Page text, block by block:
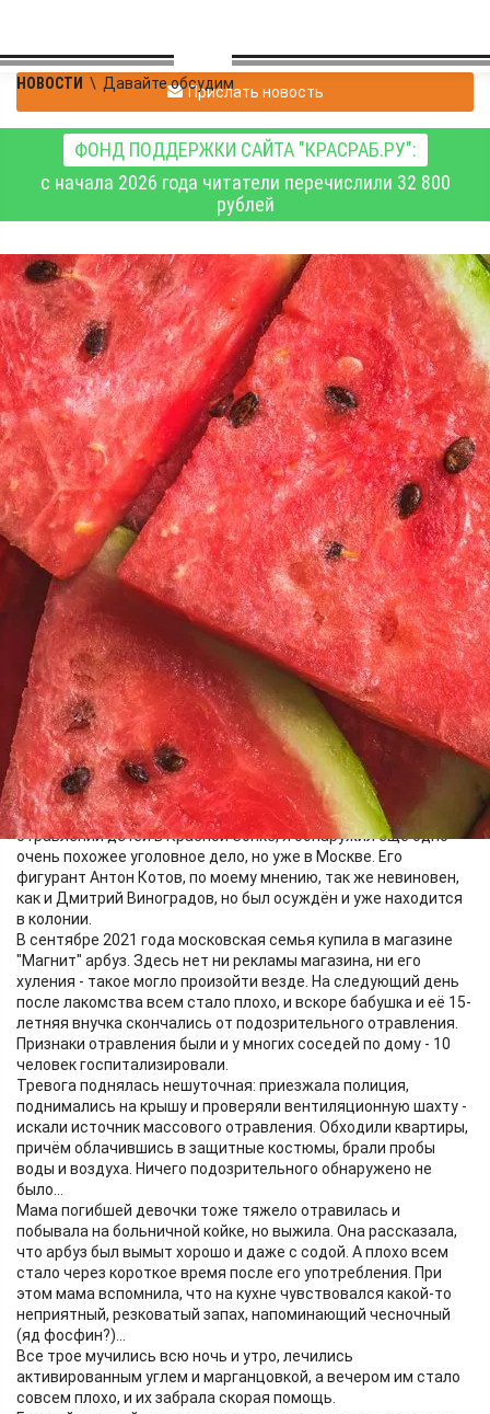
НОВОСТИ \ Давайте обсудимПрислать новость
ФОНД ПОДДЕРЖКИ САЙТА "КРАСРАБ.РУ":
с начала 2026 года читатели перечислили 32 800
рублей
Ложный след ясно
виден и в
"дихлофосном"
уголовном деле, и в
«арбузном»
Давайте обсудим
07.05.2025 10:31
2295
Я уже писал на «Красрабе.ру», что, занимаясь делом об
отравлении детей в Красной Сопке, я обнаружил ещё одно
очень похожее уголовное дело, но уже в Москве. Его
фигурант Антон Котов, по моему мнению, так же невиновен,
как и Дмитрий Виноградов, но был осуждён и уже находится
в колонии.
В сентябре 2021 года московская семья купила в магазине
"Магнит" арбуз. Здесь нет ни рекламы магазина, ни его
хуления - такое могло произойти везде. На следующий день
после лакомства всем стало плохо, и вскоре бабушка и её 15-
летняя внучка скончались от подозрительного отравления.
Признаки отравления были и у многих соседей по дому - 10
человек госпитализировали.
Тревога поднялась нешуточная: приезжала полиция,
поднимались на крышу и проверяли вентиляционную шахту -
искали источник массового отравления. Обходили квартиры,
причём облачившись в защитные костюмы, брали пробы
воды и воздуха. Ничего подозрительного обнаружено не
было...
Мама погибшей девочки тоже тяжело отравилась и
побывала на больничной койке, но выжила. Она рассказала,
что арбуз был вымыт хорошо и даже с содой. А плохо всем
стало через короткое время после его употребления. При
этом мама вспомнила, что на кухне чувствовался какой-то
неприятный, резковатый запах, напоминающий чесночный
(яд фосфин?)...
Все трое мучились всю ночь и утро, лечились
активированным углем и марганцовкой, а вечером им стало
совсем плохо, и их забрала скорая помощь.